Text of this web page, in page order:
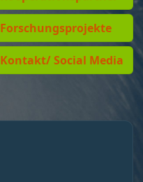
Forschungsprojekte
Kontakt/ Social Media